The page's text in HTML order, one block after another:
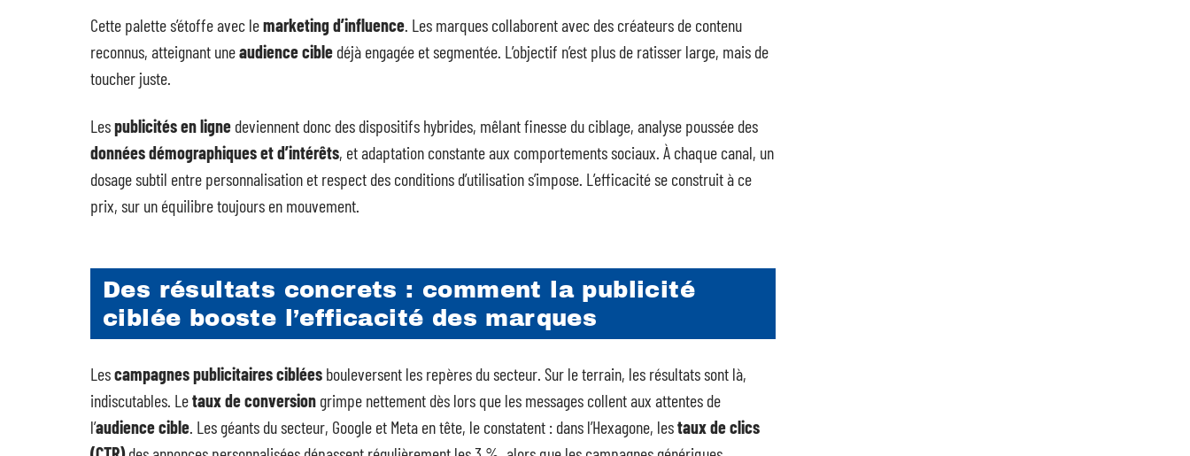
Cette palette s’étoffe avec lemarketing d’influence. Les marques collaborent avec des créateurs de contenu
reconnus, atteignant uneaudience cible déjà engagée et segmentée. L’objectif n’est plus de ratisser large, mais de
toucher juste.
Lespublicités en ligne deviennent donc des dispositifs hybrides, mêlant finesse du ciblage, analyse poussée des
données démographiques et d’intérêts, et adaptation constante aux comportements sociaux. À chaque canal, un
dosage subtil entre personnalisation et respect des conditions d’utilisation s’impose. L’efficacité se construit à ce
prix, sur un équilibre toujours en mouvement.
Des résultats concrets : comment la publicité
ciblée booste l’efficacité des marques
Lescampagnes publicitaires ciblées bouleversent les repères du secteur. Sur le terrain, les résultats sont là,
indiscutables. Letaux de conversion grimpe nettement dès lors que les messages collent aux attentes de
l’audience cible. Les géants du secteur, Google et Meta en tête, le constatent : dans l’Hexagone, lestaux de clics